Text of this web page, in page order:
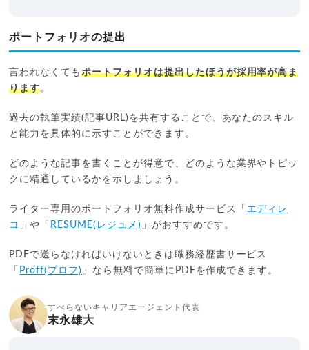
ポートフォリオの提出
言われなくてもポートフォリオは提出したほうが採用率が高ま
ります。
過去の執筆実績(記事URL)を共有することで、あなたのスキル
と能力を具体的に示すことができます。
どのような記事を書くことが得意で、どのような業界やトピッ
クに精通しているかを示しましょう。
ライター専用のポートフォリオ無料作成サービス「 エディレ
コ 」や「 RESUME(レジュメ) 」がおすすめです。
PDFで送らなければいけないときは職務経歴書サービス
「 Proff(プロフ) 」なら無料で簡単にPDFを作成できます。
すべらないキャリアエージェント代表
末永雄大